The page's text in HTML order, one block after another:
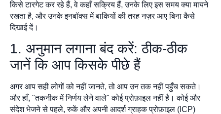
किसे टारगेट कर रहे हैं, वे कहाँ सक्रिय हैं, उनके लिए इस समय क्या मायने
रखता है, और उनके इनबॉक्स में बाकियों की तरह नज़र आए बिना कैसे
दिखाई दें।
1. अनुमान लगाना बंद करें: ठीक-ठीक
जानें कि आप किसके पीछे हैं
अगर आप सही लोगों को नहीं जानते, तो आप उन तक नहीं पहुँच सकते।
और हाँ, "तकनीक में निर्णय लेने वाले" कोई प्रोफ़ाइल नहीं है। कोई और
संदेश भेजने से पहले, रुकें और अपनी आदर्श ग्राहक प्रोफ़ाइल (ICP)